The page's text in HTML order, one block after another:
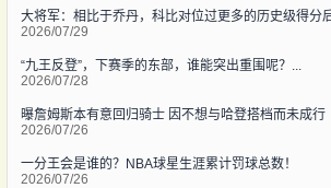
大将军：相比于乔丹，科比对位过更多的历史级得分后
2026/07/29
“九王反登”，下赛季的东部，谁能突出重围呢？...
2026/07/28
曝詹姆斯本有意回归骑士 因不想与哈登搭档而未成行
2026/07/26
一分王会是谁的？NBA球星生涯累计罚球总数！
2026/07/26